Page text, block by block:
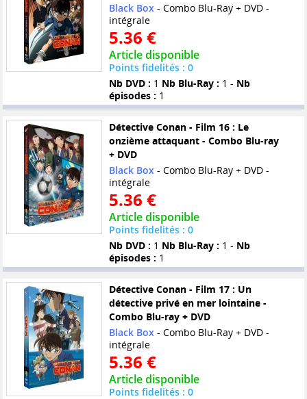
Black Box - Combo Blu-Ray + DVD -
intégrale
5.36 €
Article disponible
Points fidelités : 0
Nb DVD : 1 Nb Blu-Ray : 1 - Nb
épisodes : 1
Détective Conan - Film 16 : Le
onzième attaquant - Combo Blu-ray
+ DVD
Black Box - Combo Blu-Ray + DVD -
intégrale
5.36 €
Article disponible
Points fidelités : 0
Nb DVD : 1 Nb Blu-Ray : 1 - Nb
épisodes : 1
Détective Conan - Film 17 : Un
détective privé en mer lointaine -
Combo Blu-ray + DVD
Black Box - Combo Blu-Ray + DVD -
intégrale
5.36 €
Article disponible
Points fidelités : 0